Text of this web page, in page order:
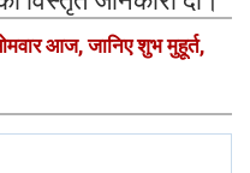
आज, जानिए शुभ मुहूर्त,